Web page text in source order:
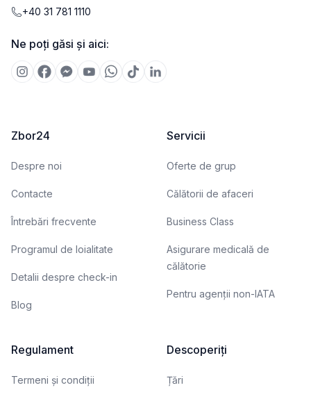
+40 31 781 1110
Ne poți găsi și aici:
Zbor24
Despre noi
Contacte
Întrebări frecvente
Programul de loialitate
Detalii despre check-in
Blog
Servicii
Oferte de grup
Călătorii de afaceri
Business Class
Asigurare medicală de
călătorie
Pentru agenții non-IATA
Regulament
Termeni și condiții
Descoperiți
Țări